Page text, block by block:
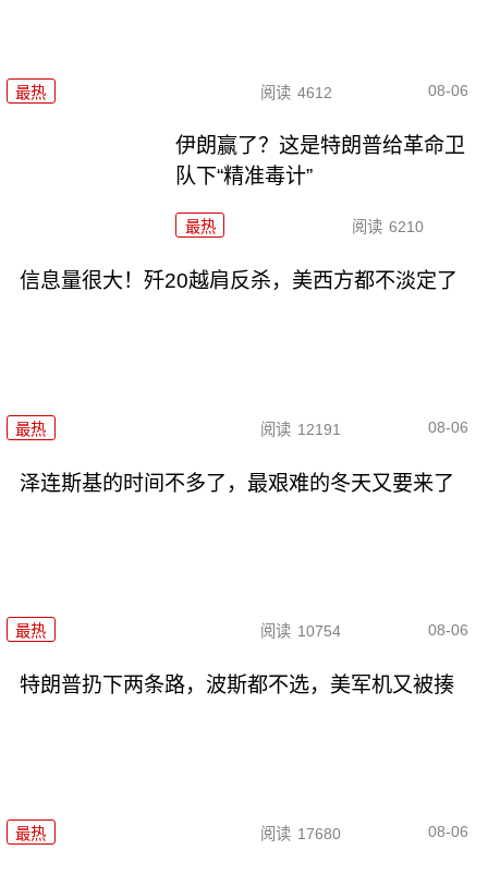
最热 阅读 4612 08-06
伊朗赢了？这是特朗普给革命卫
队下“精准毒计”
最热 阅读 6210
信息量很大！歼20越肩反杀，美西方都不淡定了
最热 阅读 12191 08-06
泽连斯基的时间不多了，最艰难的冬天又要来了
最热 阅读 10754 08-06
特朗普扔下两条路，波斯都不选，美军机又被揍
最热 阅读 17680 08-06